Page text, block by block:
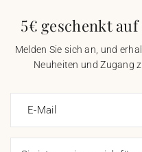
5€ geschenkt
Melden Sie sich an, und
Neuheiten und Zugang
E-Mail